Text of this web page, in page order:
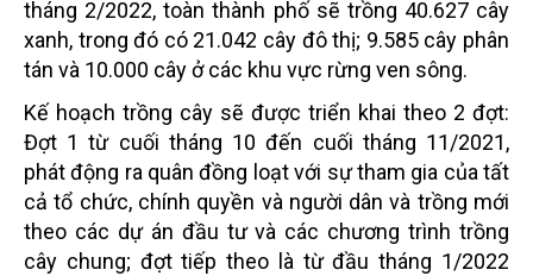
tháng 2/2022, toàn thành phố sẽ trồng 40.627 cây
xanh, trong đó có 21.042 cây đô thị; 9.585 cây phân
tán và 10.000 cây ở các khu vực rừng ven sông.
Kế hoạch trồng cây sẽ được triển khai theo 2 đợt:
Đợt 1 từ cuối tháng 10 đến cuối tháng 11/2021,
phát động ra quân đồng loạt với sự tham gia của tất
cả tổ chức, chính quyền và người dân và trồng mới
theo các dự án đầu tư và các chương trình trồng
cây chung; đợt tiếp theo là từ đầu tháng 1/2022